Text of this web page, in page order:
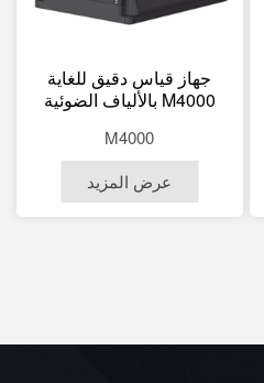
جهاز قياس دقيق للغاية
M4000 بالألياف الضوئية
درجة للمسح الهيدروغرافي
M4000
عرض المزيد